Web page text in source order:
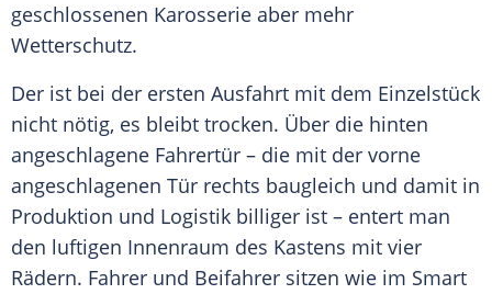
geschlossenen Karosserie aber mehr
Wetterschutz.
Der ist bei der ersten Ausfahrt mit dem Einzelstück
nicht nötig, es bleibt trocken. Über die hinten
angeschlagene Fahrertür – die mit der vorne
angeschlagenen Tür rechts baugleich und damit in
Produktion und Logistik billiger ist – entert man
den luftigen Innenraum des Kastens mit vier
Rädern. Fahrer und Beifahrer sitzen wie im Smart